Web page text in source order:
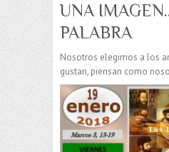
UNA
PALABRA
Nosotros elegimos a los
gustan, piensan como